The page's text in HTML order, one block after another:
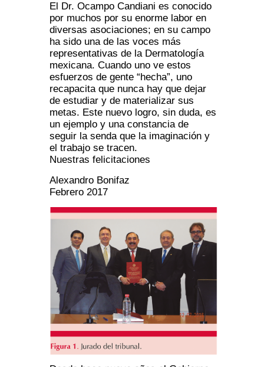
El Dr. Ocampo Candiani es conocido
por muchos por su enorme labor en
diversas asociaciones; en su campo
ha sido una de las voces más
representativas de la Dermatología
mexicana. Cuando uno ve estos
esfuerzos de gente “hecha”, uno
recapacita que nunca hay que dejar
de estudiar y de materializar sus
metas. Este nuevo logro, sin duda, es
un ejemplo y una constancia de
seguir la senda que la imaginación y
el trabajo se tracen.
Nuestras felicitaciones
Alexandro Bonifaz
Febrero 2017